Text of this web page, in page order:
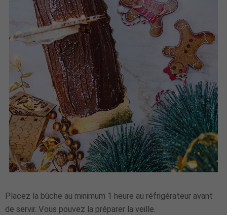
Placez la bûche au minimum 1 heure au réfrigérateur avant
de servir. Vous pouvez la préparer la veille.